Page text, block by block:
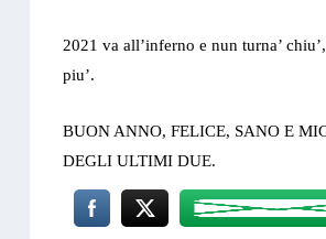
2021 va all’inferno e nun turna’
piu’.
BUON ANNO, FELICE, SANO E
DEGLI ULTIMI DUE.